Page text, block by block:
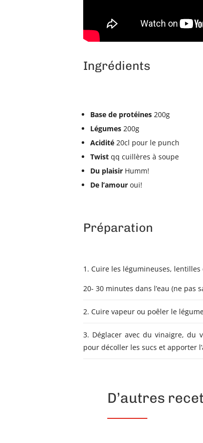
Ingrédients
Base de protéines200g
Légumes200g
Acidité20cl pour le punch
Twist qq cuillères à soupe
Du plaisir Humm!
De l’amouroui!
Préparation
1. Cuire les légumineuses, lentilles
20- 30 minutes dans l’eau (ne pas
2. Cuire vapeur ou poêler le
3. Déglacer avec du vinaigre, du
pour décoller les sucs et apporter
D’autres